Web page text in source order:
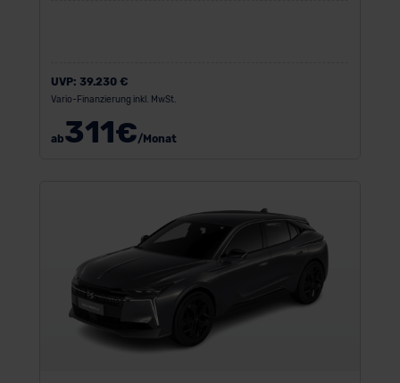
UVP: 39.230 €
Vario-Finanzierung inkl. MwSt.
ab311€/Monat